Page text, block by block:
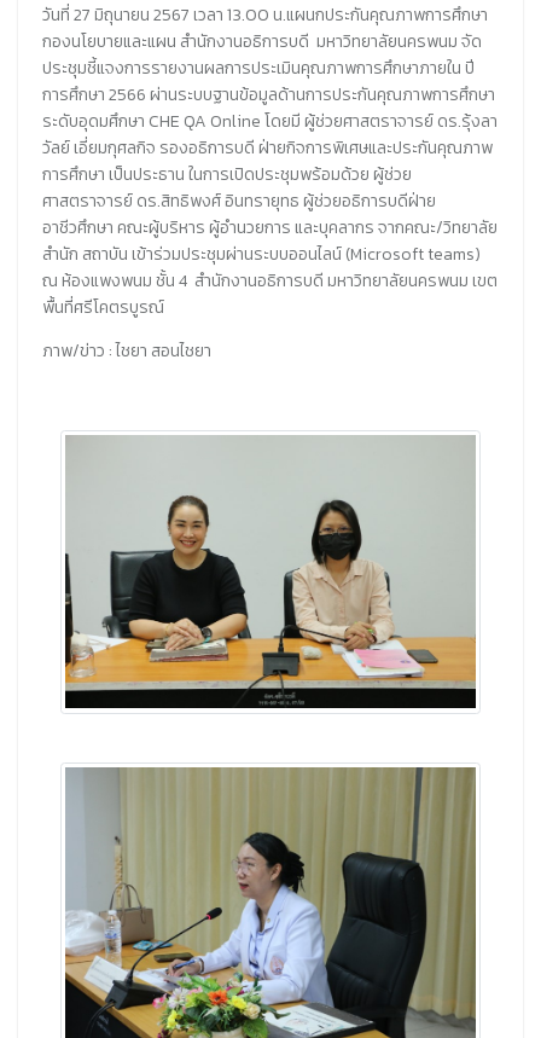
วันที่ 27 มิถุนายน 2567 เวลา 13.00 น.แผนกประกันคุณภาพการศึกษา
กองนโยบายและแผน สำนักงานอธิการบดี มหาวิทยาลัยนครพนม จัด
ประชุมชี้แจงการรายงานผลการประเมินคุณภาพการศึกษาภายใน ปี
การศึกษา 2566 ผ่านระบบฐานข้อมูลด้านการประกันคุณภาพการศึกษา
ระดับอุดมศึกษา CHE QA Online โดยมี ผู้ช่วยศาสตราจารย์ ดร.รุ้งลา
วัลย์ เอี่ยมกุศลกิจ รองอธิการบดี ฝ่ายกิจการพิเศษและประกันคุณภาพ
การศึกษา เป็นประธาน ในการเปิดประชุมพร้อมด้วย ผู้ช่วย
ศาสตราจารย์ ดร.สิทธิพงศ์ อินทรายุทธ ผู้ช่วยอธิการบดีฝ่าย
อาชีวศึกษา คณะผู้บริหาร ผู้อำนวยการ และบุคลากร จากคณะ/วิทยาลัย
สำนัก สถาบัน เข้าร่วมประชุมผ่านระบบออนไลน์ (Microsoft teams)
ณ ห้องแพงพนม ชั้น 4 สำนักงานอธิการบดี มหาวิทยาลัยนครพนม เขต
พื้นที่ศรีโคตรบูรณ์
ภาพ/ข่าว : ไชยา สอนไชยา